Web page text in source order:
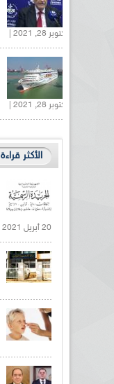
أكتوبر 28, 2021 |
أكتوبر 28, 2021 |
الأكثر قراءة
20 أبريل 2021 |